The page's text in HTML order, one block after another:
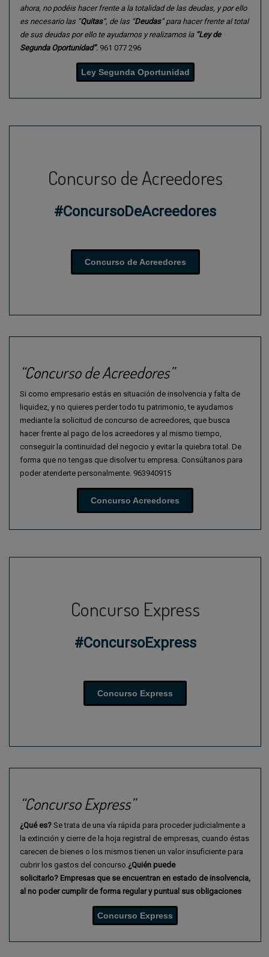
ahora, no podéis hacer frente a la totalidad de las deudas, y por ello
es necesario las “Quitas“, de las “Deudas” para hacer frente al total
de sus deudas por ello te ayudamos y realizamos la “Ley de
Segunda Oportunidad”. 961 077 296
Ley Segunda Oportunidad
Concurso de Acreedores
#ConcursoDeAcreedores
Concurso de Acreedores
“Concurso de Acreedores”
Si como empresario estás en situación de insolvencia y falta de
liquidez, y no quieres perder todo tu patrimonio, te ayudamos
mediante la solicitud de concurso de acreedores, que busca
hacer frente al pago de los acreedores y al mismo tiempo,
conseguir la continuidad del negocio y evitar la quiebra total. De
forma que no tengas que disolver tu empresa. Consúltanos para
poder atenderte personalmente. 963940915
Concurso Acreedores
Concurso Express
#ConcursoExpress
Concurso Express
“Concurso Express”
¿Qué es? Se trata de una vía rápida para proceder judicialmente a
la extinción y cierre de la hoja registral de empresas, cuando éstas
carecen de bienes o los mismos tienen un valor insuficiente para
cubrir los gastos del concurso. ¿Quién puede
solicitarlo? Empresas que se encuentran en estado de insolvencia,
al no poder cumplir de forma regular y puntual sus obligaciones
Concurso Express